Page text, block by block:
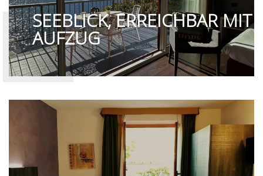
SEEBLICK, ERREICHBAR MIT
AUFZUG